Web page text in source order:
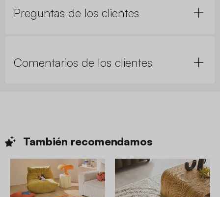
Preguntas de los clientes
Comentarios de los clientes
También recomendamos